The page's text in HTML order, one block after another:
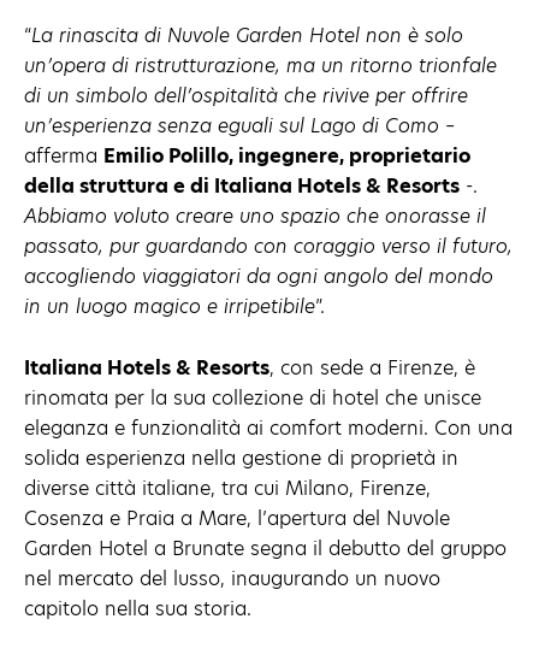
“La rinascita di Nuvole Garden Hotel non è solo
un’opera di ristrutturazione, ma un ritorno trionfale
di un simbolo dell’ospitalità che rivive per offrire
un’esperienza senza eguali sul Lago di Como –
afferma Emilio Polillo, ingegnere, proprietario
della struttura e di Italiana Hotels & Resorts -.
Abbiamo voluto creare uno spazio che onorasse il
passato, pur guardando con coraggio verso il futuro,
accogliendo viaggiatori da ogni angolo del mondo
in un luogo magico e irripetibile”.
Italiana Hotels & Resorts, con sede a Firenze, è
rinomata per la sua collezione di hotel che unisce
eleganza e funzionalità ai comfort moderni. Con una
solida esperienza nella gestione di proprietà in
diverse città italiane, tra cui Milano, Firenze,
Cosenza e Praia a Mare, l’apertura del Nuvole
Garden Hotel a Brunate segna il debutto del gruppo
nel mercato del lusso, inaugurando un nuovo
capitolo nella sua storia.